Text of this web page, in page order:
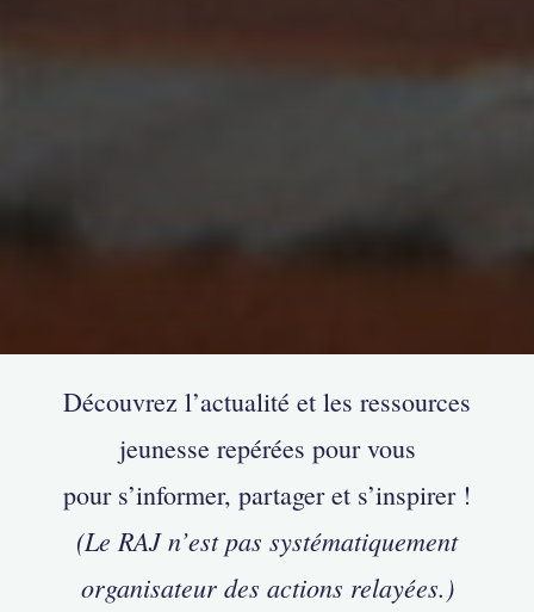
Découvrez l’actualité et les ressources
jeunesse repérées pour vous
pour s’informer, partager et s’inspirer !
(Le RAJ n’est pas systématiquement
organisateur des actions relayées.)